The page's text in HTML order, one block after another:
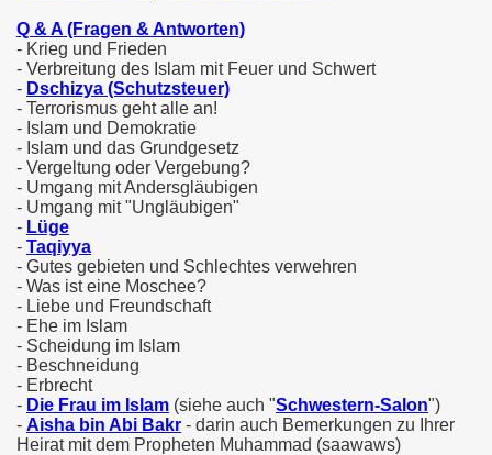
Q & A (Fragen & Antworten)
- Krieg und Frieden
- Verbreitung des Islam mit Feuer und Schwert
- Dschizya (Schutzsteuer)
- Terrorismus geht alle an!
- Islam und Demokratie
- Islam und das Grundgesetz
- Vergeltung oder Vergebung?
- Umgang mit Andersgläubigen
- Umgang mit "Ungläubigen"
- Lüge
- Taqiyya
- Gutes gebieten und Schlechtes verwehren
- Was ist eine Moschee?
- Liebe und Freundschaft
- Ehe im Islam
- Scheidung im Islam
- Beschneidung
- Erbrecht
- Die Frau im Islam (siehe auch "Schwestern-Salon")
- Aisha bin Abi Bakr - darin auch Bemerkungen zu Ihrer
Heirat mit dem Propheten Muhammad (saawaws)
und Lobpreisungen